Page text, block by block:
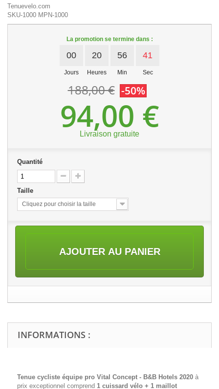
Tenuevelo.com
SKU-1000 MPN-1000
La promotion se termine dans :
00
Jours
20
Heures
56
Min
41
Sec
188,00 € -50%
94,00 €
Livraison gratuite
Quantité
Taille
Cliquez pour choisir la taille
AJOUTER AU PANIER
INFORMATIONS :
Tenue cycliste équipe pro Vital Concept - B&B Hotels 2020 à
prix exceptionnel comprend 1 cuissard vélo + 1 maillot